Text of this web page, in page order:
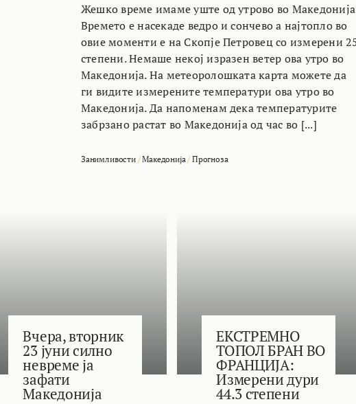
Жешко време имаме уште од утрово во
Времето е насекаде ведро и сончево а најтопло во
овие моменти е на Скопје Петровец со измерени
степени. Немаше некој изразен ветер ова утро во
Македонија. На метеоролошката карта можете да
ги видите измерените температури ова утро во
Македонија. Да напоменам дека температурите
забрзано растат во Македонија од час во [...]
Занимливости/Македонија /Прогноза
Вчера, вторник
23 јуни силно
невреме ја
зафати
Македонија
ЕКСТРЕМНО
ТОПОЛ БРАН ВО
ФРАНЦИЈА:
Измерени дури
44.3 степени